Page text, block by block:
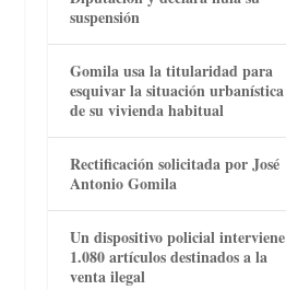
suspensión
Gomila usa la titularidad para
esquivar la situación urbanística
de su vivienda habitual
Rectificación solicitada por José
Antonio Gomila
Un dispositivo policial interviene
1.080 artículos destinados a la
venta ilegal